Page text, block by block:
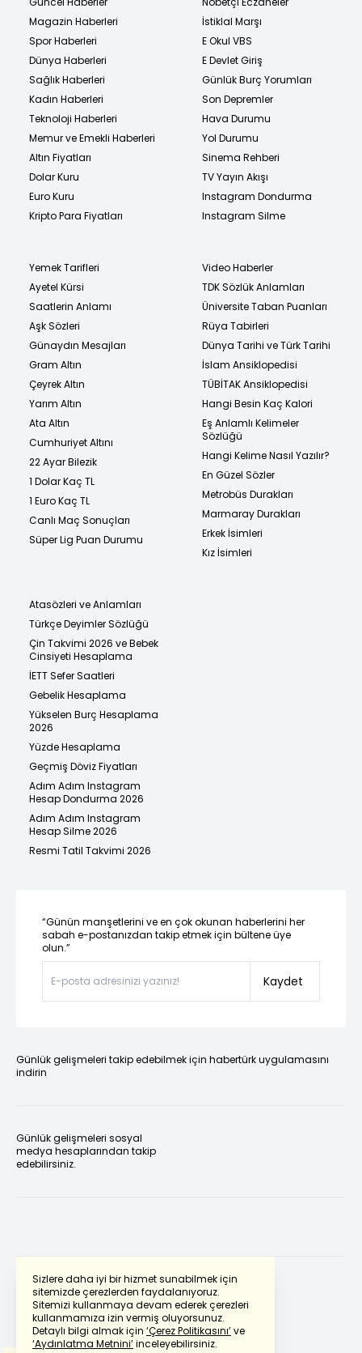
Sizlere daha iyi bir hizmet sunabilmek için
sitemizde çerezlerden faydalanıyoruz.
Sitemizi kullanmaya devam ederek çerezleri
kullanmamıza izin vermiş oluyorsunuz.
Detaylı bilgi almak için ‘Çerez Politikasını’ve
‘Aydınlatma Metnini’inceleyebilirsiniz.
Magazin Haberleri
Spor Haberleri
Dünya Haberleri
Sağlık Haberleri
Kadın Haberleri
Teknoloji Haberleri
Memur ve Emekli Haberleri
Altın Fiyatları
Dolar Kuru
Euro Kuru
Kripto Para Fiyatları
İstiklal Marşı
E Okul VBS
E Devlet Giriş
Günlük Burç Yorumları
Son Depremler
Hava Durumu
Yol Durumu
Sinema Rehberi
TV Yayın Akışı
Instagram Dondurma
Instagram Silme
Yemek Tarifleri
Ayetel Kürsi
Saatlerin Anlamı
Aşk Sözleri
Günaydın Mesajları
Gram Altın
Çeyrek Altın
Yarım Altın
Ata Altın
Cumhuriyet Altını
22 Ayar Bilezik
1 Dolar Kaç TL
1 Euro Kaç TL
Canlı Maç Sonuçları
Süper Lig Puan Durumu
Video Haberler
TDK Sözlük Anlamları
Üniversite Taban Puanları
Rüya Tabirleri
Dünya Tarihi ve Türk Tarihi
İslam Ansiklopedisi
TÜBİTAK Ansiklopedisi
Hangi Besin Kaç Kalori
Eş Anlamlı Kelimeler
Sözlüğü
Hangi Kelime Nasıl Yazılır?
En Güzel Sözler
Metrobüs Durakları
Marmaray Durakları
Erkek İsimleri
Kız İsimleri
Atasözleri ve Anlamları
Türkçe Deyimler Sözlüğü
Çin Takvimi 2026 ve Bebek
Cinsiyeti Hesaplama
İETT Sefer Saatleri
Gebelik Hesaplama
Yükselen Burç Hesaplama
2026
Yüzde Hesaplama
Geçmiş Döviz Fiyatları
Adım Adım Instagram
Hesap Dondurma 2026
Adım Adım Instagram
Hesap Silme 2026
Resmi Tatil Takvimi 2026
“Günün manşetlerini ve en çok okunan haberlerini her
sabah e-postanızdan takip etmek için bültene üye
olun.”
Kaydet
Günlük gelişmeleri takip edebilmek için habertürk uygulamasını
indirin
Günlük gelişmeleri sosyal
medya hesaplarından takip
edebilirsiniz.
Powered by Translate